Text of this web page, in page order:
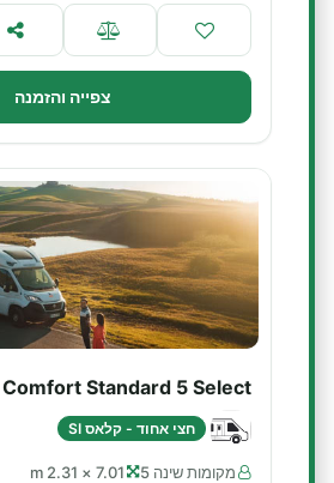
צפייה והזמנה
Comfort Standard 5 Select
חצי אחוד - קלאס SI
מקומות שינה 5 7.01 × 2.31 m